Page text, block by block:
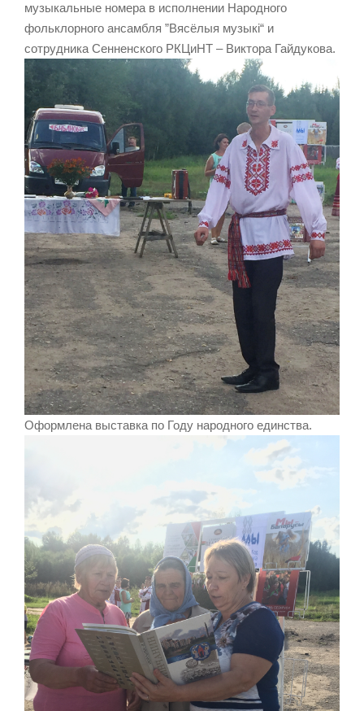
музыкальные номера в исполнении Народного
фольклорного ансамбля ”Вясёлыя музыкі“ и
сотрудника Сенненского РКЦиНТ – Виктора Гайдукова.
Оформлена выставка по Году народного единства.